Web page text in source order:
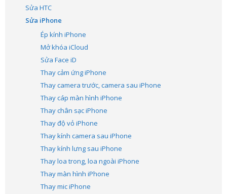
Sửa HTC
Sửa iPhone
Ép kính iPhone
Mở khóa iCloud
Sửa Face iD
Thay cảm ứng iPhone
Thay camera trước, camera sau iPhone
Thay cáp màn hình iPhone
Thay chân sạc iPhone
Thay độ vỏ iPhone
Thay kính camera sau iPhone
Thay kính lưng sau iPhone
Thay loa trong, loa ngoài iPhone
Thay màn hình iPhone
Thay mic iPhone